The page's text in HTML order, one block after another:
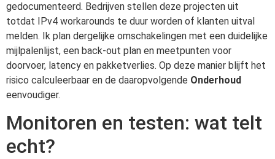
gedocumenteerd. Bedrijven stellen deze projecten uit
totdat IPv4 workarounds te duur worden of klanten uitval
melden. Ik plan dergelijke omschakelingen met een duidelijke
mijlpalenlijst, een back-out plan en meetpunten voor
doorvoer, latency en pakketverlies. Op deze manier blijft het
risico calculeerbaar en de daaropvolgende Onderhoud
eenvoudiger.
Monitoren en testen: wat telt
echt?